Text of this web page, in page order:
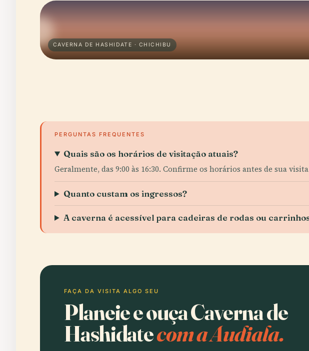
CAVERNA DE HASHIDATE · CHICHIBU
PERGUNTAS FREQUENTES
Quais são os horários de visitação atuais?
Geralmente, das 9:00 às 16:30. Confirme os horários antes de sua
Quanto custam os ingressos?
A caverna é acessível para cadeiras de rodas ou
FAÇA DA VISITA ALGO SEU
Planeie e ouça Caverna de
Hashidatecom a Audiala.